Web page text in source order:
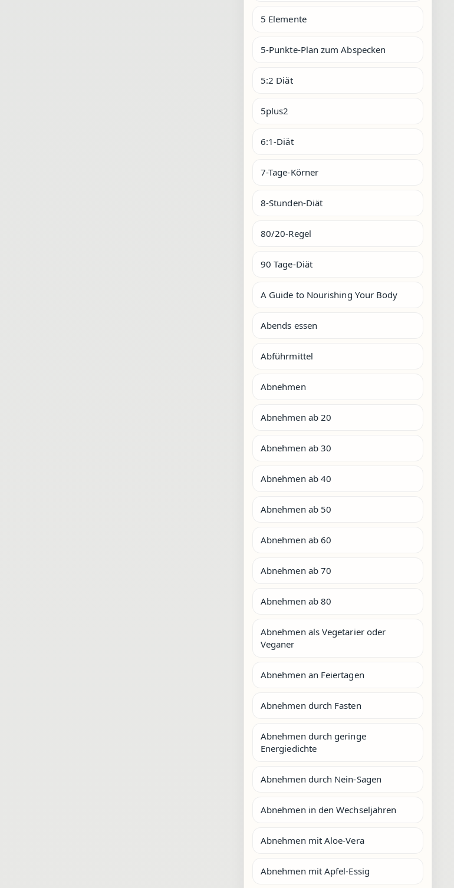
5 Elemente
5-Punkte-Plan zum Abspecken
5:2 Diät
5plus2
6:1-Diät
7-Tage-Körner
8-Stunden-Diät
80/20-Regel
90 Tage-Diät
A Guide to Nourishing Your Body
Abends essen
Abführmittel
Abnehmen
Abnehmen ab 20
Abnehmen ab 30
Abnehmen ab 40
Abnehmen ab 50
Abnehmen ab 60
Abnehmen ab 70
Abnehmen ab 80
Abnehmen als Vegetarier oder
Veganer
Abnehmen an Feiertagen
Abnehmen durch Fasten
Abnehmen durch geringe
Energiedichte
Abnehmen durch Nein-Sagen
Abnehmen in den Wechseljahren
Abnehmen mit Aloe-Vera
Abnehmen mit Apfel-Essig